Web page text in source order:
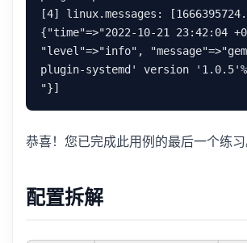
[4] linux.messages:
{"time"=>"2022-10-21 23:42:04
"level"=>"info",
plugin-systemd' version '1.0.5'%
恭喜！您已完成此用例的最后一个练习
配置拆解